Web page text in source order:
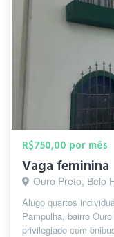
R$750,00 por mês
Vaga feminina
Ouro Preto, Belo
Alugo quartos
Pampulha, bairro
privilegiado com